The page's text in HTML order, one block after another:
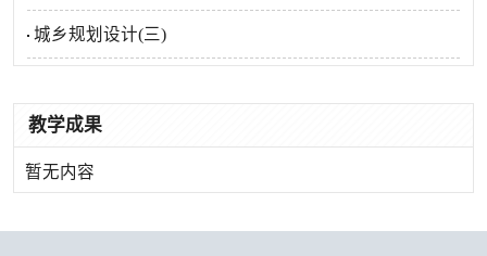
城乡规划设计(三)
教学成果
暂无内容